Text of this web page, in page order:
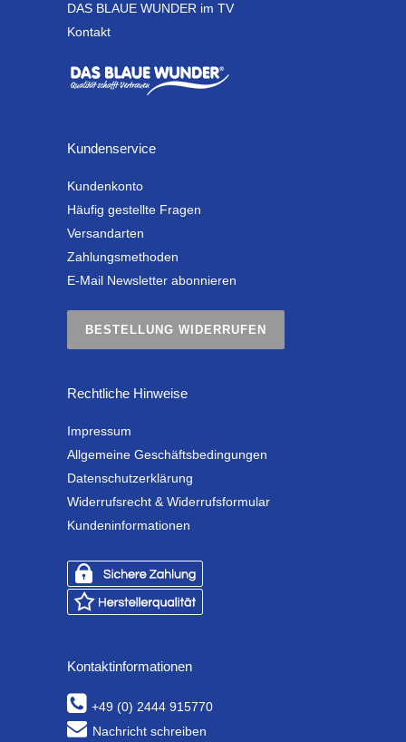
DAS BLAUE WUNDER im TV
Kontakt
Kundenservice
Kundenkonto
Häufig gestellte Fragen
Versandarten
Zahlungsmethoden
E-Mail Newsletter abonnieren
BESTELLUNG WIDERRUFEN
Rechtliche Hinweise
Impressum
Allgemeine Geschäftsbedingungen
Datenschutzerklärung
Widerrufsrecht & Widerrufsformular
Kundeninformationen
Kontaktinformationen
+49 (0) 2444 915770
Nachricht schreiben